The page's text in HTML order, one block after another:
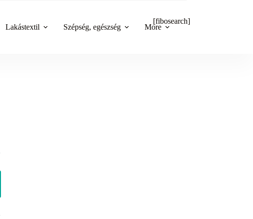
Lakástextil Szépség, egészség More
[fibosearch]